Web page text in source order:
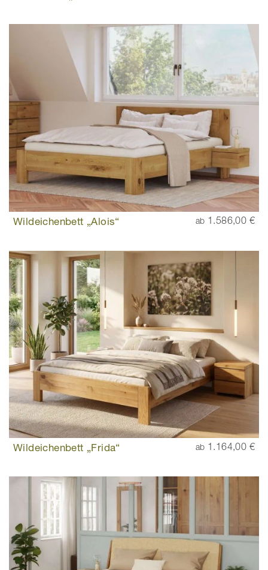
Wildeichenbett „Alois“ ab 1.586,00 €
Wildeichenbett „Frida“ ab 1.164,00 €